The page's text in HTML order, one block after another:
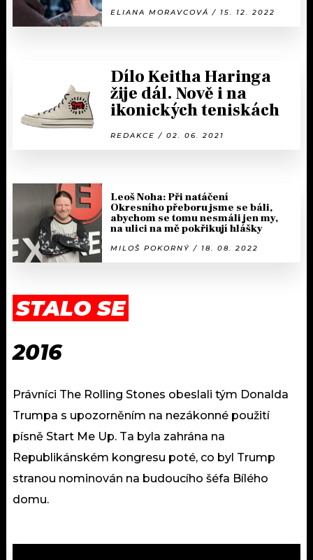
ELIANA MORAVCOVÁ / 15. 12. 2022
Dílo Keitha Haringa
žije dál. Nově i na
ikonických teniskách
REDAKCE / 02. 06. 2021
Leoš Noha: Při natáčení
Okresního přeboru jsme se báli,
abychom se tomu nesmáli jen my,
na ulici na mě pokřikují hlášky
MILOŠ POKORNÝ / 18. 08. 2022
STALO SE
2016
Právníci The Rolling Stones obeslali tým Donalda
Trumpa s upozorněním na nezákonné použití
písně Start Me Up. Ta byla zahrána na
Republikánském kongresu poté, co byl Trump
stranou nominován na budoucího šéfa Bílého
domu.